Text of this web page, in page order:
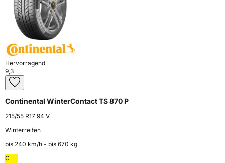
Hervorragend
9,3
Continental WinterContact TS 870 P
215/55 R17 94 V
Winterreifen
bis 240 km⁠/⁠h - bis 670 kg
C